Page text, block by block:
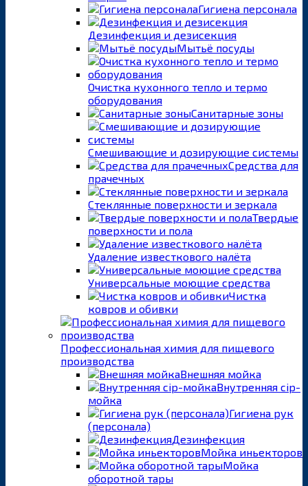
Гигиена персонала
Дезинфекция и дезисекция
Мытьё посуды
Очистка кухонного тепло и термо
оборудования
Санитарные зоны
Смешивающие и дозирующие системы
Средства для
прачечных
Стеклянные поверхности и зеркала
Твердые
поверхности и пола
Удаление известкового налёта
Универсальные моющие средства
Чистка
ковров и обивки
Профессиональная химия для пищевого
производства
Внешняя мойка
Внутренняя cip-
мойка
Гигиена рук
(персонала)
Дезинфекция
Мойка иньекторов
Мойка
оборотной тары